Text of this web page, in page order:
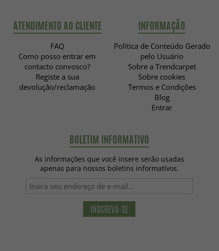
ATENDIMENTO AO CLIENTE
FAQ
Como posso entrar em
contacto convosco?
Registe a sua
devolução/reclamação
INFORMAÇÃO
Política de Conteúdo Gerado
pelo Usuário
Sobre a Trendcarpet
Sobre cookies
Termos e Condições
Blog
Entrar
BOLETIM INFORMATIVO
As informações que você insere serão usadas
apenas para nossos boletins informativos.
INSCREVA-SE